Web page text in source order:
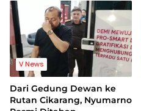
Hukum Bebas Intervensi
V News
Dari Gedung Dewan ke
Rutan Cikarang, Nyumarno